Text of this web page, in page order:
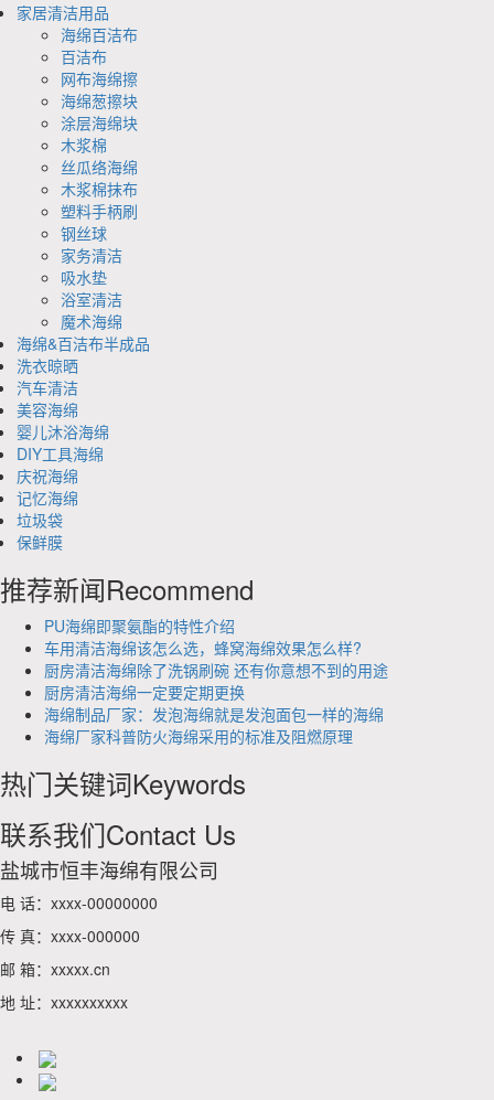
家居清洁用品
海绵百洁布
百洁布
网布海绵擦
海绵葱擦块
涂层海绵块
木浆棉
丝瓜络海绵
木浆棉抹布
塑料手柄刷
钢丝球
家务清洁
吸水垫
浴室清洁
魔术海绵
海绵&百洁布半成品
洗衣晾晒
汽车清洁
美容海绵
婴儿沐浴海绵
DIY工具海绵
庆祝海绵
记忆海绵
垃圾袋
保鲜膜
推荐新闻Recommend
PU海绵即聚氨酯的特性介绍
车用清洁海绵该怎么选，蜂窝海绵效果怎么样?
厨房清洁海绵除了洗锅刷碗 还有你意想不到的用途
厨房清洁海绵一定要定期更换
海绵制品厂家：发泡海绵就是发泡面包一样的海绵
海绵厂家科普防火海绵采用的标准及阻燃原理
热门关键词Keywords
联系我们Contact Us
盐城市恒丰海绵有限公司
电 话：xxxx-00000000
传 真：xxxx-000000
邮 箱：xxxxx.cn
地 址：xxxxxxxxxx